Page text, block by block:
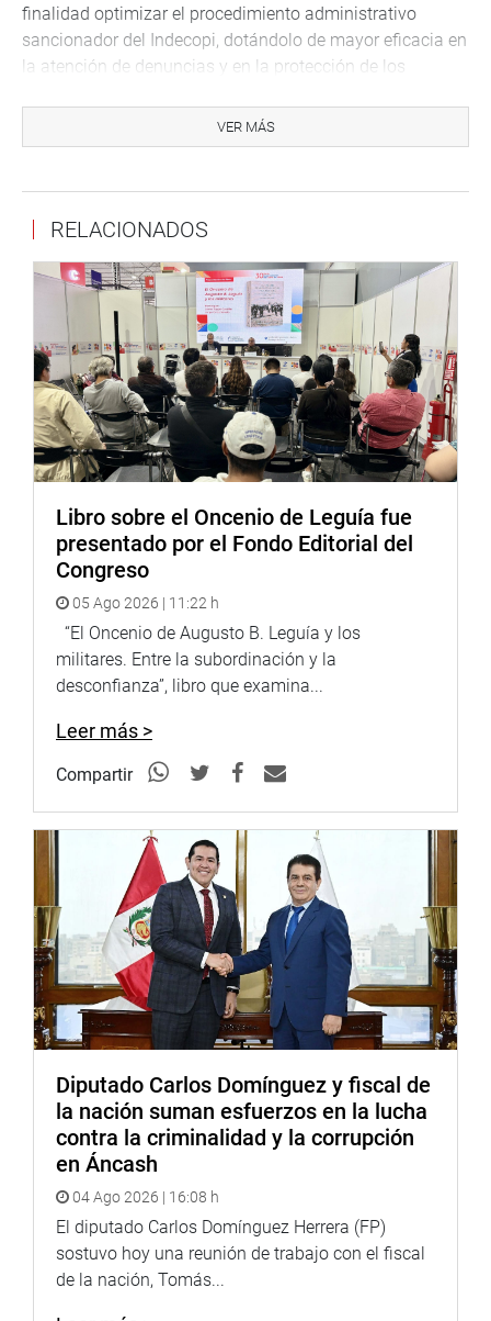
finalidad optimizar el procedimiento administrativo
sancionador del Indecopi, dotándolo de mayor eficacia en
la atención de denuncias y en la protección de los
DESPACHO DEL CONGRESISTA MANUEL GARCÍA
VER MÁS
RELACIONADOS
Libro sobre el Oncenio de Leguía fue
presentado por el Fondo Editorial del
Congreso
05 Ago 2026 | 11:22 h
“El Oncenio de Augusto B. Leguía y los
militares. Entre la subordinación y la
desconfianza”, libro que examina...
Leer más >
Compartir
Diputado Carlos Domínguez y fiscal de
la nación suman esfuerzos en la lucha
contra la criminalidad y la corrupción
en Áncash
04 Ago 2026 | 16:08 h
El diputado Carlos Domínguez Herrera (FP)
sostuvo hoy una reunión de trabajo con el fiscal
de la nación, Tomás...